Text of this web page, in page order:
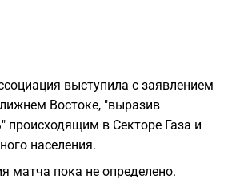
выступила с заявлением
Востоке, "выразив
происходящим в Секторе Газа и
населения.
матча пока не определено.